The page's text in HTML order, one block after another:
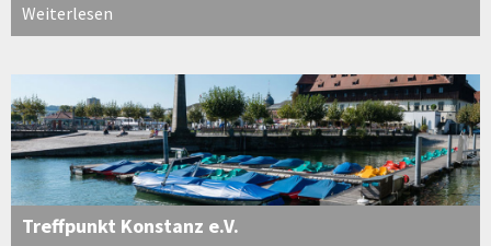
Weiterlesen
Treffpunkt Konstanz e.V.